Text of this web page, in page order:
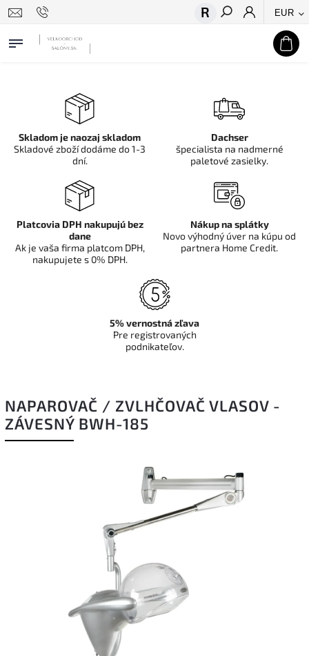
EUR
Hľadať
NAPAROVAČ / ZVLHČOVAČ VLASOV -
ZÁVESNÝ BWH-185
Skladom je naozaj skladom
Skladové zboží dodáme do 1-3
dní.
Dachser
špecialista na nadmerné
paletové zasielky.
Platcovia DPH nakupujú bez
dane
Ak je vaša firma platcom DPH,
nakupujete s 0% DPH.
Nákup na splátky
Novo výhodný úver na kúpu od
partnera Home Credit.
5% vernostná zľava
Pre registrovaných
podnikateľov.